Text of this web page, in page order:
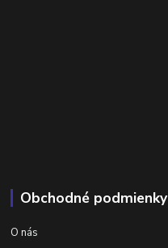
Obchodné podmienky
O nás